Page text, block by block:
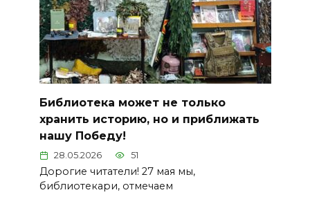
Библиотека может не только
хранить историю, но и приближать
нашу Победу!
28.05.2026 51
Дорогие читатели! 27 мая мы,
библиотекари, отмечаем